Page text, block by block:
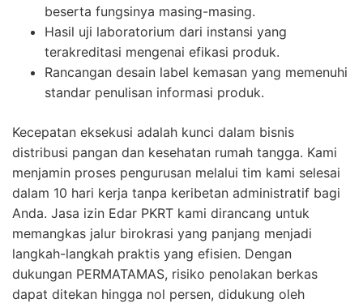
beserta fungsinya masing-masing.
Hasil uji laboratorium dari instansi yang
terakreditasi mengenai efikasi produk.
Rancangan desain label kemasan yang memenuhi
standar penulisan informasi produk.
Kecepatan eksekusi adalah kunci dalam bisnis
distribusi pangan dan kesehatan rumah tangga. Kami
menjamin proses pengurusan melalui tim kami selesai
dalam 10 hari kerja tanpa keribetan administratif bagi
Anda. Jasa izin Edar PKRT kami dirancang untuk
memangkas jalur birokrasi yang panjang menjadi
langkah-langkah praktis yang efisien. Dengan
dukungan PERMATAMAS, risiko penolakan berkas
dapat ditekan hingga nol persen, didukung oleh